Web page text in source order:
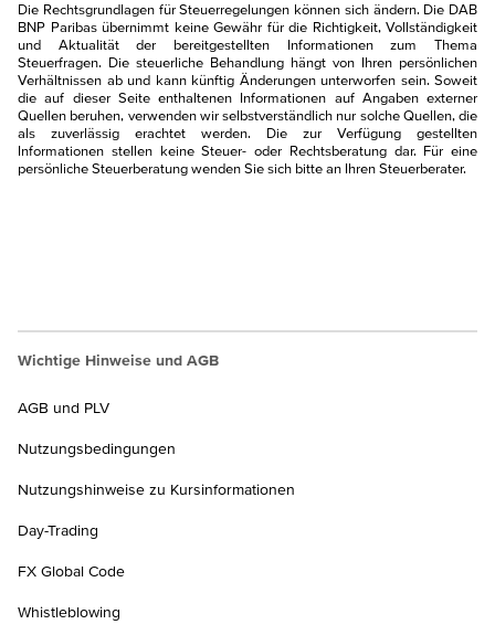
Die Rechtsgrundlagen für Steuerregelungen können sich ändern. Die DAB
BNP Paribas übernimmt keine Gewähr für die Richtigkeit, Vollständigkeit
und Aktualität der bereitgestellten Informationen zum Thema
Steuerfragen. Die steuerliche Behandlung hängt von Ihren persönlichen
Verhältnissen ab und kann künftig Änderungen unterworfen sein. Soweit
die auf dieser Seite enthaltenen Informationen auf Angaben externer
Quellen beruhen, verwenden wir selbstverständlich nur solche Quellen, die
als zuverlässig erachtet werden. Die zur Verfügung gestellten
Informationen stellen keine Steuer- oder Rechtsberatung dar. Für eine
persönliche Steuerberatung wenden Sie sich bitte an Ihren Steuerberater.
Wichtige Hinweise und AGB
AGB und PLV
Nutzungsbedingungen
Nutzungshinweise zu Kursinformationen
Day-Trading
FX Global Code
Whistleblowing